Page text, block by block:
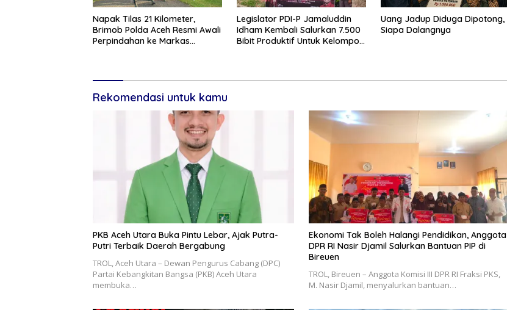
Napak Tilas 21 Kilometer,
Brimob Polda Aceh Resmi Awali
Perpindahan ke Markas
Legislator PDI-P Jamaluddin
Idham Kembali Salurkan 7.500
Bibit Produktif Untuk Kelompok
Uang Jadup Diduga Dipotong,
Siapa Dalangnya
Rekomendasi untuk kamu
PKB Aceh Utara Buka Pintu Lebar, Ajak Putra-
Putri Terbaik Daerah Bergabung
‎TROL, ‎Aceh Utara – Dewan Pengurus Cabang (DPC)
Partai Kebangkitan Bangsa (PKB) Aceh Utara
membuka…
Ekonomi Tak Boleh Halangi Pendidikan, Anggota
DPR RI Nasir Djamil Salurkan Bantuan PIP di
Bireuen
TROL, ‎Bireuen – Anggota Komisi III DPR RI Fraksi PKS,
M. Nasir Djamil, menyalurkan bantuan…